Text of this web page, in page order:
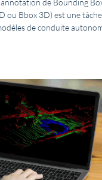
de Bounding
ou Bbox 3D) est une
de conduite